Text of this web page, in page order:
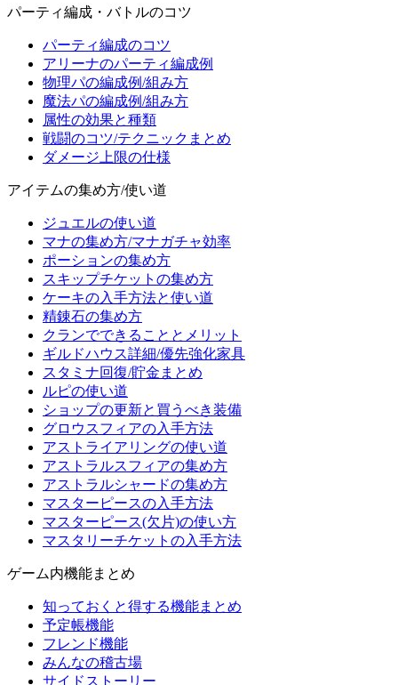
パーティ編成・バトルのコツ
パーティ編成のコツ
アリーナのパーティ編成例
物理パの編成例/組み方
魔法パの編成例/組み方
属性の効果と種類
戦闘のコツ/テクニックまとめ
ダメージ上限の仕様
アイテムの集め方/使い道
ジュエルの使い道
マナの集め方/マナガチャ効率
ポーションの集め方
スキップチケットの集め方
ケーキの入手方法と使い道
精錬石の集め方
クランでできることとメリット
ギルドハウス詳細/優先強化家具
スタミナ回復/貯金まとめ
ルピの使い道
ショップの更新と買うべき装備
グロウスフィアの入手方法
アストライアリングの使い道
アストラルスフィアの集め方
アストラルシャードの集め方
マスターピースの入手方法
マスターピース(欠片)の使い方
マスタリーチケットの入手方法
ゲーム内機能まとめ
知っておくと得する機能まとめ
予定帳機能
フレンド機能
みんなの稽古場
サイドストーリー